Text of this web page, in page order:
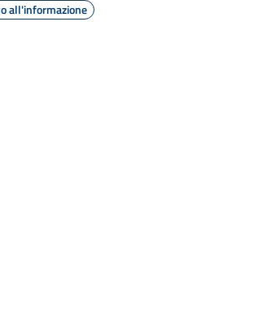
all'informazione